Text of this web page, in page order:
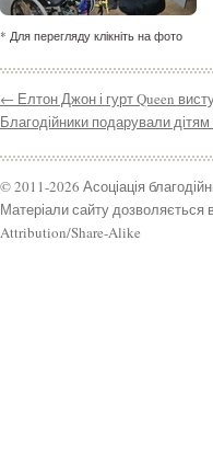
* Для перегляду клікніть на фото
← Елтон Джон і гурт Queen
Благодійники подарували дітям
© 2011-2026 Асоціація
Матеріали сайту дозволяється
Attribution/Share-Alike